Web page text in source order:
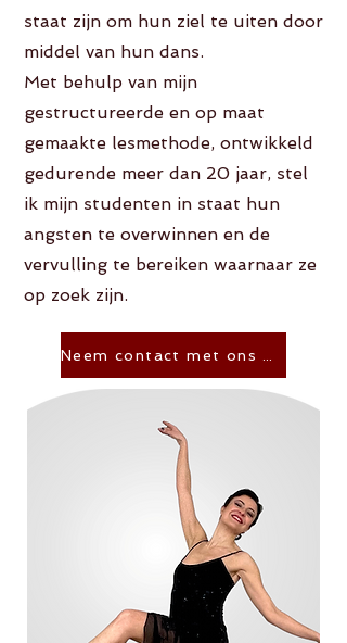
staat zijn om hun ziel te uiten door
middel van hun dans.
Met behulp van mijn
gestructureerde en op maat
gemaakte lesmethode, ontwikkeld
gedurende meer dan 20 jaar, stel
ik mijn studenten in staat hun
angsten te overwinnen en de
vervulling te bereiken waarnaar ze
op zoek zijn.